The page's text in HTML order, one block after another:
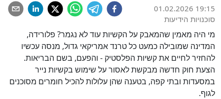
01.02.2026 19:15
סוכנויות הידיעות
מי היה מאמין שהמאבק על הקשיות עוד לא נגמר? פלורידה,
המדינה שמובילה כמעט כל טרנד אמריקאי גדול, מנסה עכשיו
להחזיר לחיים את קשיות הפלסטיק - והפעם, בשם הבריאות.
הצעת חוק חדשה מבקשת לאסור על שימוש בקשיות נייר
במסעדות ובתי קפה, בטענה שהן עלולות להכיל חומרים מסוכנים
לגוף.